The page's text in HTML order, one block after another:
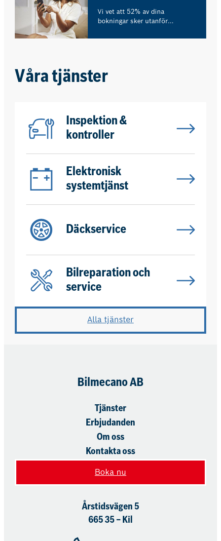
online!
Vi vet att 52% av dina
bokningar sker utanför
enkelt och snabbt boka ditt
Våra tjänster
Inspektion &
kontroller
Elektronisk
systemtjänst
Däckservice
Bilreparation och
service
Alla tjänster
Bilmecano AB
Tjänster
Erbjudanden
Om oss
Kontakta oss
Boka nu
Årstidsvägen 5
665 35 – Kil